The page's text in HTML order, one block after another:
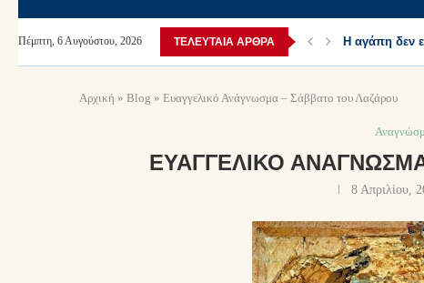
Πέμπτη, 6 Αυγούστου, 2026 ΤΕΛΕΥΤΑΊΑ ΆΡΘΡΑ Η αγάπη δεν
Αρχική » Blog » Ευαγγελικό Ανάγνωσμα – Σάββατο του Λαζάρου
ΕΥΑΓΓΕΛΙΚΌ
8 Απριλίου,